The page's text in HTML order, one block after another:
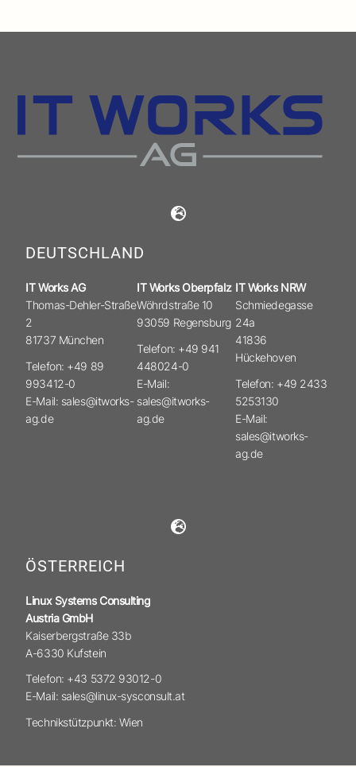
DEUTSCHLAND
IT Works AG
Thomas-Dehler-Straße
2
81737 München
Telefon: +49 89
993412-0
E-Mail: sales@itworks-
ag.de
IT Works Oberpfalz
Wöhrdstraße 10
93059 Regensburg
Telefon: +49 941
448024-0
E-Mail:
sales@itworks-
ag.de
IT Works NRW
Schmiedegasse
24a
41836
Hückehoven
Telefon: +49 2433
5253130
E-Mail:
sales@itworks-
ag.de
ÖSTERREICH
Linux Systems Consulting
Austria GmbH
Kaiserbergstraße 33b
A-6330 Kufstein
Telefon: +43 5372 93012-0
E-Mail: sales@linux-sysconsult.at
Technikstützpunkt: Wien